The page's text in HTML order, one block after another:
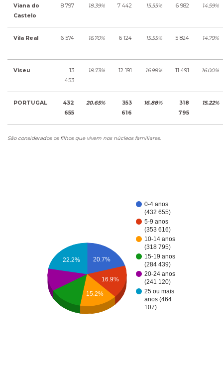
Viana do
Castelo
8 797 18.39% 7 442 15.55% 6 982 14.59%
Vila Real 6 574 16.70% 6 124 15.55% 5 824 14.79%
Viseu
13
453
18.73% 12 191 16.98% 11 491 16.00%
PORTUGAL
432
655
20.65%
353
616
16.88%
318
795
15.22%
São considerados os filhos que vivem nos núcleos familiares.
0-4 anos
(432 655)
5-9 anos
(353 616)
10-14 anos
(318 795)
15-19 anos
(284 439)
20-24 anos
(241 120)
25 ou mais
anos (464
107)
20.7%
16.9%
22.2%
15.2%